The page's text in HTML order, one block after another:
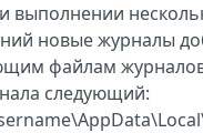
выполнении
новые журналы
файлам
следующий: